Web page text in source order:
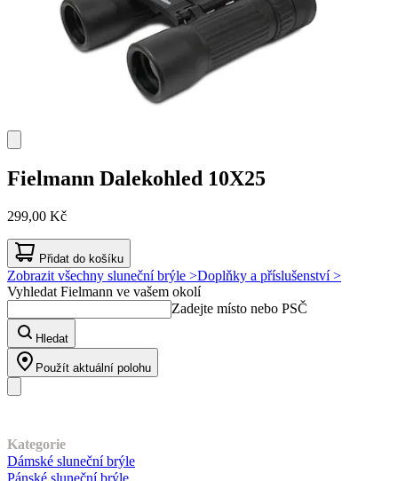
Fielmann Dalekohled 10X25
299,00 Kč
Přidat do košíku
Zobrazit všechny sluneční brýle >Doplňky a příslušenství >
Vyhledat Fielmann ve vašem okolí
Zadejte místo nebo PSČ
Hledat
Použít aktuální polohu
Kategorie
Dámské sluneční brýle
Pánské sluneční brýle